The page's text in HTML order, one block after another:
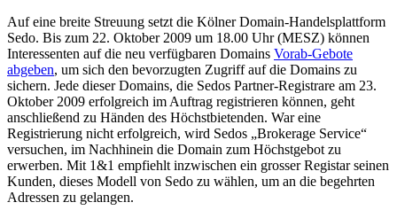
Auf eine breite Streuung setzt die Kölner Domain-Handelsplattform
Sedo. Bis zum 22. Oktober 2009 um 18.00 Uhr (MESZ) können
Interessenten auf die neu verfügbaren Domains Vorab-Gebote
abgeben, um sich den bevorzugten Zugriff auf die Domains zu
sichern. Jede dieser Domains, die Sedos Partner-Registrare am 23.
Oktober 2009 erfolgreich im Auftrag registrieren können, geht
anschließend zu Händen des Höchstbietenden. War eine
Registrierung nicht erfolgreich, wird Sedos „Brokerage Service“
versuchen, im Nachhinein die Domain zum Höchstgebot zu
erwerben. Mit 1&1 empfiehlt inzwischen ein grosser Registar seinen
Kunden, dieses Modell von Sedo zu wählen, um an die begehrten
Adressen zu gelangen.